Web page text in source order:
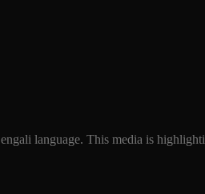
language. This media is